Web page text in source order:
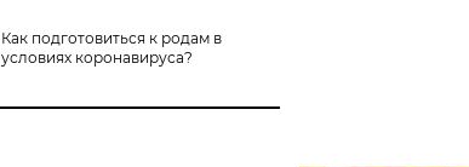
Как подготовиться к родам в
условиях коронавируса?